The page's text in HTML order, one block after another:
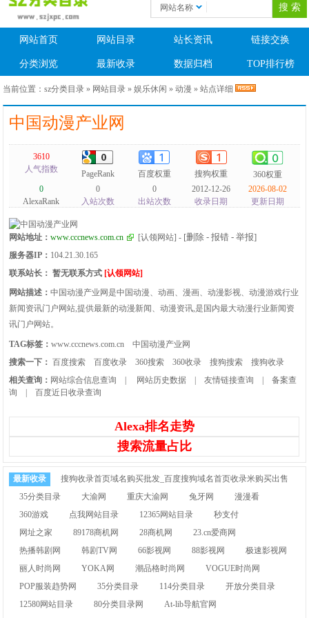
网站名称
网站首页 网站目录 站长资讯 链接交换
分类浏览 最新收录 数据归档 TOP排行榜
当前位置：sz分类目录 » 网站目录 »娱乐休闲 »动漫 » 站点详细
中国动漫产业网
3610
人气指数
PageRank 百度权重 搜狗权重
360权重
0
AlexaRank
0
入站次数
0
出站次数
2012-12-26
收录日期
2026-08-02
更新日期
网站地址：www.cccnews.com.cn [认领网站] - [删除 - 报错 - 举报]
服务器IP： 104.21.30.165
联系站长： 暂无联系方式 [认领网站]
网站描述：中国动漫产业网是中国动漫、动画、漫画、动漫影视、动漫游戏行业
新闻资讯门户网站,提供最新的动漫新闻、动漫资讯,是国内最大动漫行业新闻资
讯门户网站。
TAG标签：www.cccnews.com.cn
中国动漫产业网
搜索一下： 百度搜索 百度收录 360搜索 360收录 搜狗搜索
搜狗收录
相关查询： 网站综合信息查询 网站历史数据 |友情链接查询 |备案查
询
|百度近日收录查询
Alexa排名走势
搜索流量占比
最新收录
搜狗收录首页域名购买批发_百度搜狗域名首页收录米购买出售
35分类目录
大渝网 重庆大渝网 兔牙网
漫漫看
360游戏
点我网站目录 12365网站目录
秒支付
网址之家
89178商机网 28商机网
23.cn爱商网
热播韩剧网
韩剧TV网 66影视网 88影视网
极速影视网
丽人时尚网
YOKA网 潮品格时尚网
VOGUE时尚网
POP服装趋势网
35分类目录 114分类目录
开放分类目录
12580网站目录
80分类目录网 At-lib导航官网